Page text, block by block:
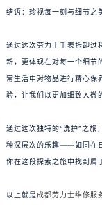
结语：珍视每一刻与细节之
通过这次劳力士手表拆卸过
新，更体现在对每一个细节
常生活中对物品进行精心保
验，让我们以更加细致入微
通过这次独特的“洗护”之旅
种深层次的乐趣——如同在
你在这段探索之旅中找到属
以上就是成都劳力士维修服